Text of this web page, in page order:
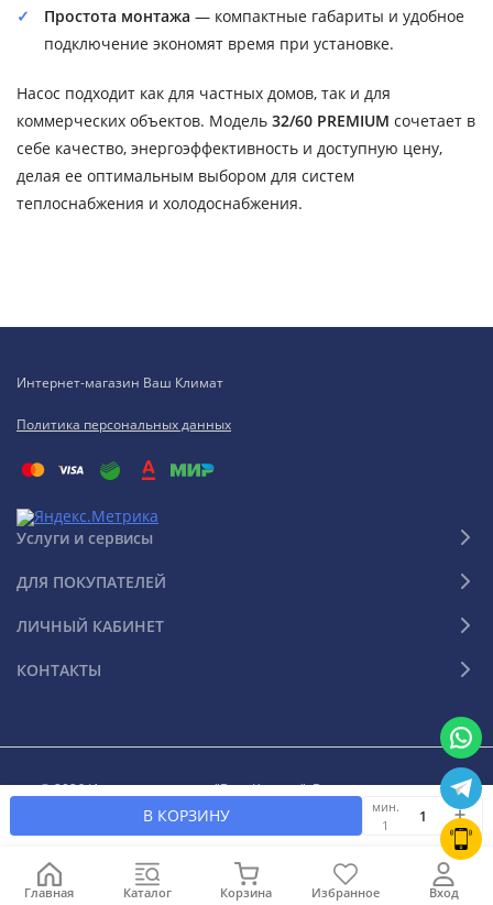
В КОРЗИНУ
мин.
1
Простота монтажа — компактные габариты и удобное
подключение экономят время при установке.
Насос подходит как для частных домов, так и для
коммерческих объектов. Модель 32/60 PREMIUM сочетает в
себе качество, энергоэффективность и доступную цену,
делая ее оптимальным выбором для систем
теплоснабжения и холодоснабжения.
Интернет-магазин Ваш Климат
Политика персональных данных
Услуги и сервисы
ДЛЯ ПОКУПАТЕЛЕЙ
ЛИЧНЫЙ КАБИНЕТ
КОНТАКТЫ
© 2026 Интернет-магазин "Ваш Климат". Все права защищены
Главная Каталог Корзина Избранное Вход